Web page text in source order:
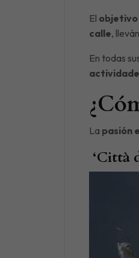
El objetivo
calle,
En todas
La pasión
‘Città